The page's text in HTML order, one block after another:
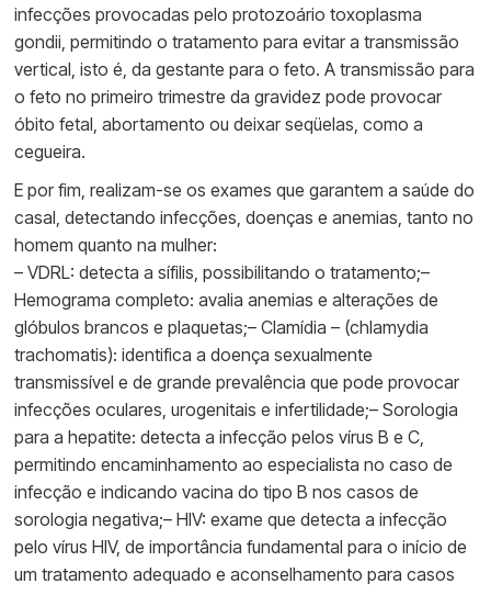
infecções provocadas pelo protozoário toxoplasma
gondii, permitindo o tratamento para evitar a transmissão
vertical, isto é, da gestante para o feto. A transmissão para
o feto no primeiro trimestre da gravidez pode provocar
óbito fetal, abortamento ou deixar seqüelas, como a
cegueira.
E por fim, realizam-se os exames que garantem a saúde do
casal, detectando infecções, doenças e anemias, tanto no
homem quanto na mulher:
– VDRL: detecta a sífilis, possibilitando o tratamento;–
Hemograma completo: avalia anemias e alterações de
glóbulos brancos e plaquetas;– Clamídia – (chlamydia
trachomatis): identifica a doença sexualmente
transmissível e de grande prevalência que pode provocar
infecções oculares, urogenitais e infertilidade;– Sorologia
para a hepatite: detecta a infecção pelos vírus B e C,
permitindo encaminhamento ao especialista no caso de
infecção e indicando vacina do tipo B nos casos de
sorologia negativa;– HIV: exame que detecta a infecção
pelo vírus HIV, de importância fundamental para o início de
um tratamento adequado e aconselhamento para casos